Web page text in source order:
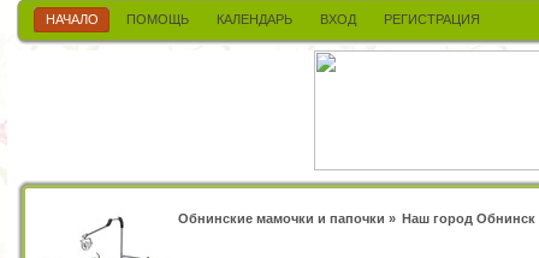
НАЧАЛО ПОМОЩЬ КАЛЕНДАРЬ ВХОД РЕГИСТРАЦИЯ
Обнинские мамочки и папочки » Наш город Обнинск